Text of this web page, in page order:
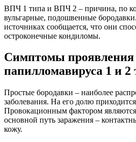
ВПЧ 1 типа и ВПЧ 2 – причина, по
вульгарные, подошвенные
источниках сообщается, что они
остроконечные кондиломы.
Симптомы проявления
папилломавируса 1 и 2
Простые бородавки – наиболее
заболевания. На его долю
Провокационным фактором
основной путь заражения –
кожу.